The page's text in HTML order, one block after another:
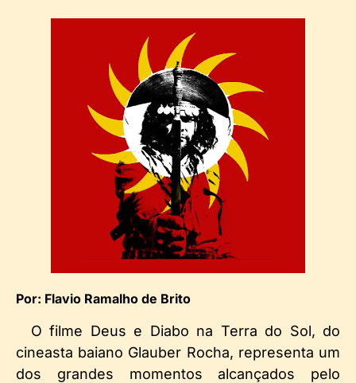
Por: Flavio Ramalho de Brito
O filme Deus e Diabo na Terra do Sol, do
cineasta baiano Glauber Rocha, representa um
dos grandes momentos alcançados pelo